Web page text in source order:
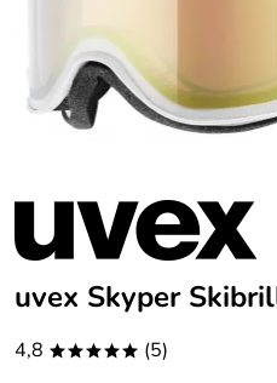
uvex Skyper
4,8 ***** (5)